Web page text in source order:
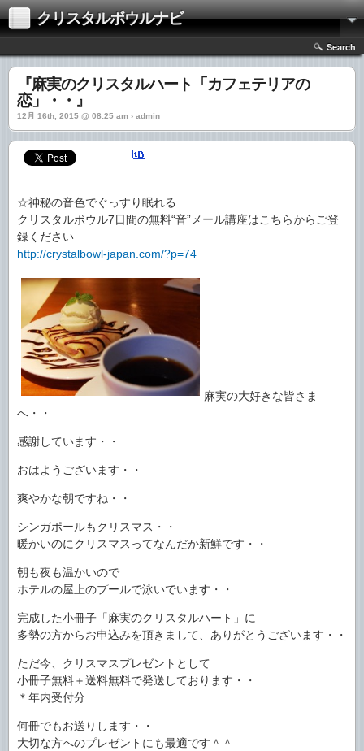
クリスタルボウルナビ
Search
『麻実のクリスタルハート「カフェテリアの
恋」・・』
12月 16th, 2015 @ 08:25 am › admin
☆神秘の音色でぐっすり眠れる
クリスタルボウル7日間の無料“音”メール講座はこちらからご登
録ください
http://crystalbowl-japan.com/?p=74
麻実の大好きな皆さま
へ・・
感謝しています・・
おはようございます・・
爽やかな朝ですね・・
シンガポールもクリスマス・・
暖かいのにクリスマスってなんだか新鮮です・・
朝も夜も温かいので
ホテルの屋上のプールで泳いでいます・・
完成した小冊子「麻実のクリスタルハート」に
多勢の方からお申込みを頂きまして、ありがとうございます・・
ただ今、クリスマスプレゼントとして
小冊子無料＋送料無料で発送しております・・
＊年内受付分
何冊でもお送りします・・
大切な方へのプレゼントにも最適です＾＾